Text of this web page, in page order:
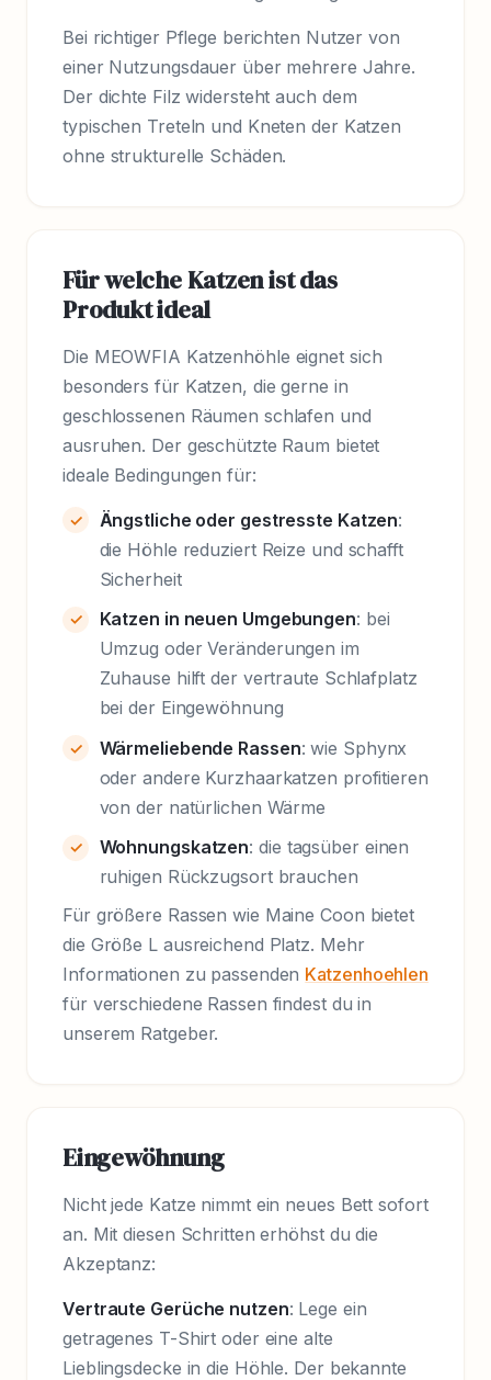
Bei richtiger Pflege berichten Nutzer von
einer Nutzungsdauer über mehrere Jahre.
Der dichte Filz widersteht auch dem
typischen Treteln und Kneten der Katzen
ohne strukturelle Schäden.
Für welche Katzen ist das
Produkt ideal
Die MEOWFIA Katzenhöhle eignet sich
besonders für Katzen, die gerne in
geschlossenen Räumen schlafen und
ausruhen. Der geschützte Raum bietet
ideale Bedingungen für:
Ängstliche oder gestresste Katzen:
die Höhle reduziert Reize und schafft
Sicherheit
Katzen in neuen Umgebungen: bei
Umzug oder Veränderungen im
Zuhause hilft der vertraute Schlafplatz
bei der Eingewöhnung
Wärmeliebende Rassen: wie Sphynx
oder andere Kurzhaarkatzen profitieren
von der natürlichen Wärme
Wohnungskatzen: die tagsüber einen
ruhigen Rückzugsort brauchen
Für größere Rassen wie Maine Coon bietet
die Größe L ausreichend Platz. Mehr
Informationen zu passenden Katzenhoehlen
für verschiedene Rassen findest du in
unserem Ratgeber.
Eingewöhnung
Nicht jede Katze nimmt ein neues Bett sofort
an. Mit diesen Schritten erhöhst du die
Akzeptanz:
Vertraute Gerüche nutzen: Lege ein
getragenes T-Shirt oder eine alte
Lieblingsdecke in die Höhle. Der bekannte